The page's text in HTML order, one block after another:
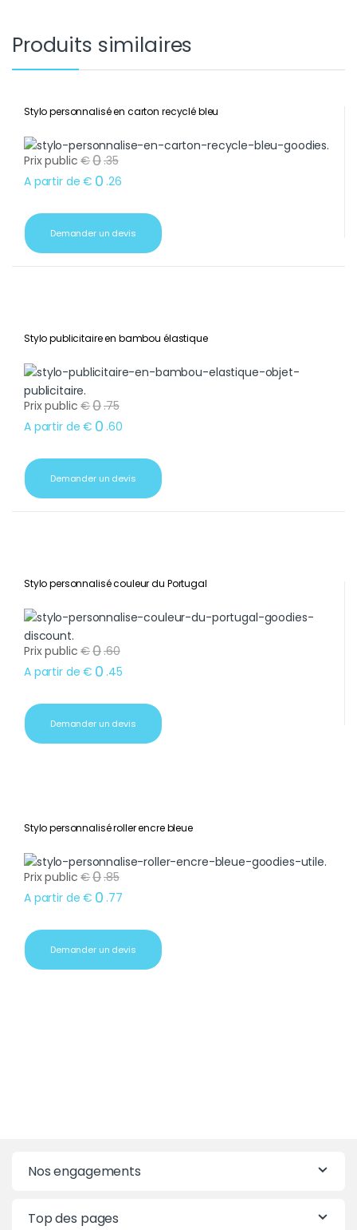
Produits similaires
Stylo personnalisé en carton recyclé bleu
Prix public €0.35
A partir de € 0 .26
Demander un devis
Stylo publicitaire en bambou élastique
Prix public €0.75
A partir de € 0 .60
Demander un devis
Stylo personnalisé couleur du Portugal
Prix public €0.60
A partir de € 0 .45
Demander un devis
Stylo personnalisé roller encre bleue
Prix public €0.85
A partir de € 0 .77
Demander un devis
Nos engagements
Top des pages